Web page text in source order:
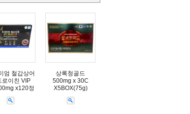
엄 철갑상어
로이친 VIP
x120정
상록청골드
500mg x 30C
X5BOX(75g)